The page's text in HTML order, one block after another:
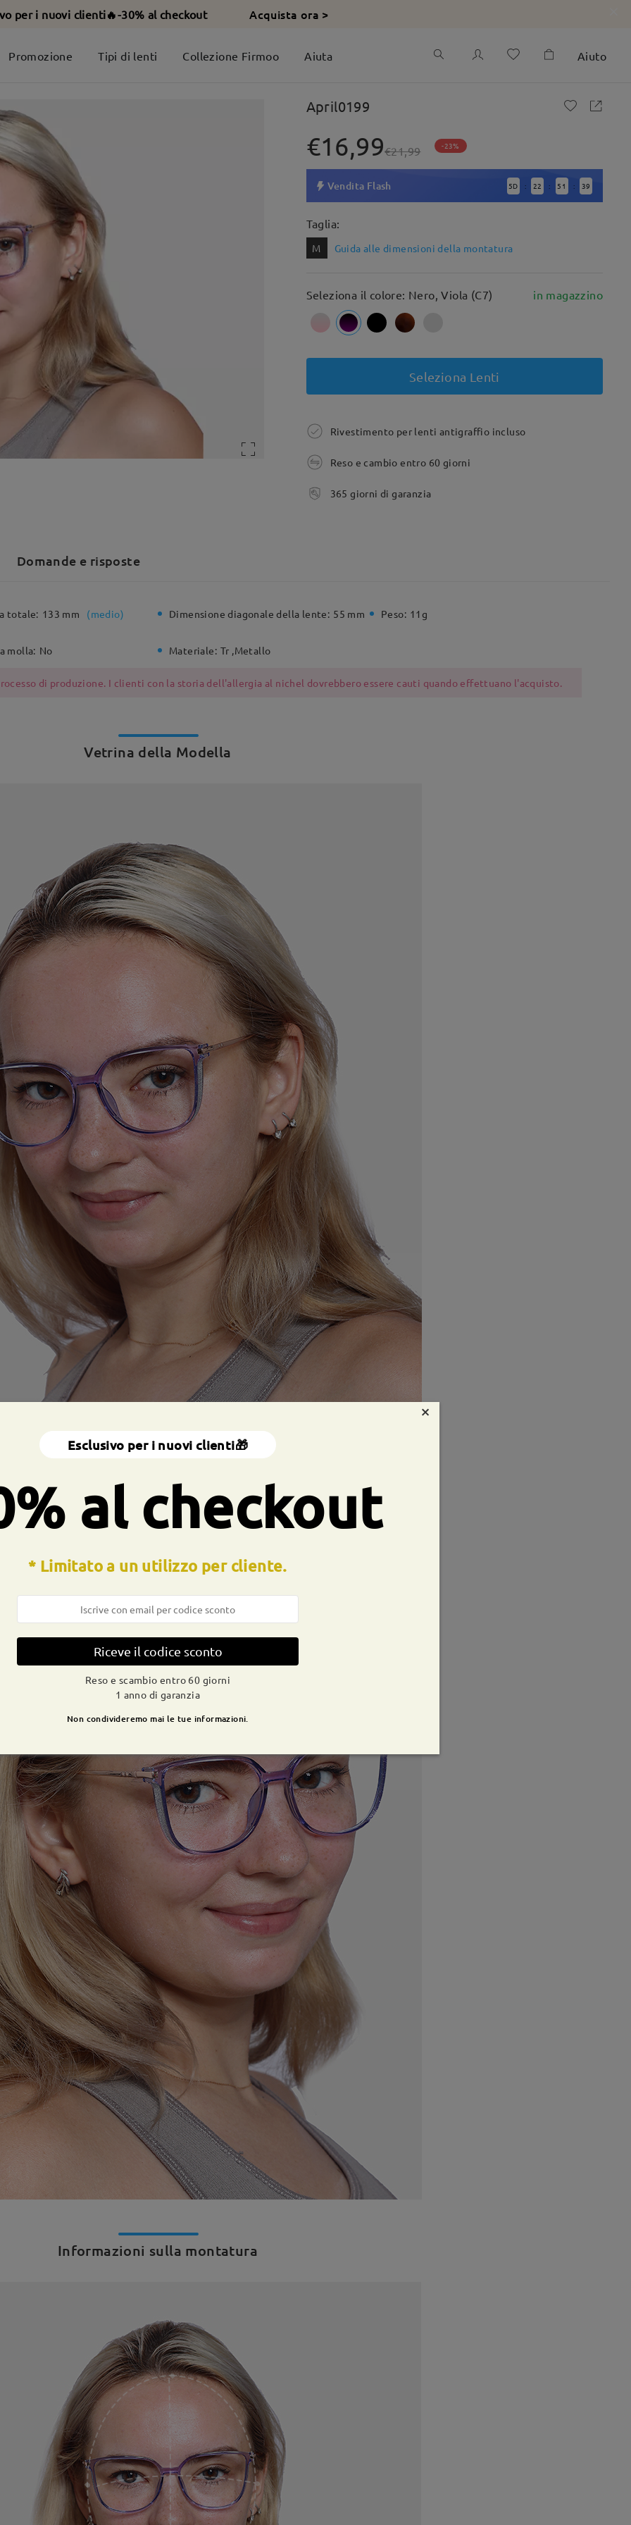
per i nuovi clienti🔥-30% al checkout Acquista ora >
Promozione Tipi di lenti Collezione Firmoo Aiuta Aiuto
April0199
€16,99€21,99 -23%
Vendita Flash 5D : 22 : 51 : 37
Taglia:
M Guida alle dimensioni della montatura
Seleziona il colore: Nero, Viola (C7) in magazzino
Seleziona Lenti
Rivestimento per lenti antigraffio incluso
Reso e cambio entro 60 giorni
365 giorni di garanzia
Domande e risposte
totale: 133 mm (medio) Dimensione diagonale della lente: 55 mm Peso: 11g
molla: No Materiale: Tr ,Metallo
di produzione. I clienti con la storia dell'allergia al nichel dovrebbero essere cauti quando effettuano l'acquisto.
Vetrina della Modella
Informazioni sulla montatura
×
Esclusivo per i nuovi clienti🎁
al checkout
* Limitato a un utilizzo per cliente.
Riceve il codice sconto
Reso e scambio entro 60 giorni
1 anno di garanzia
Non condivideremo mai le tue informazioni.